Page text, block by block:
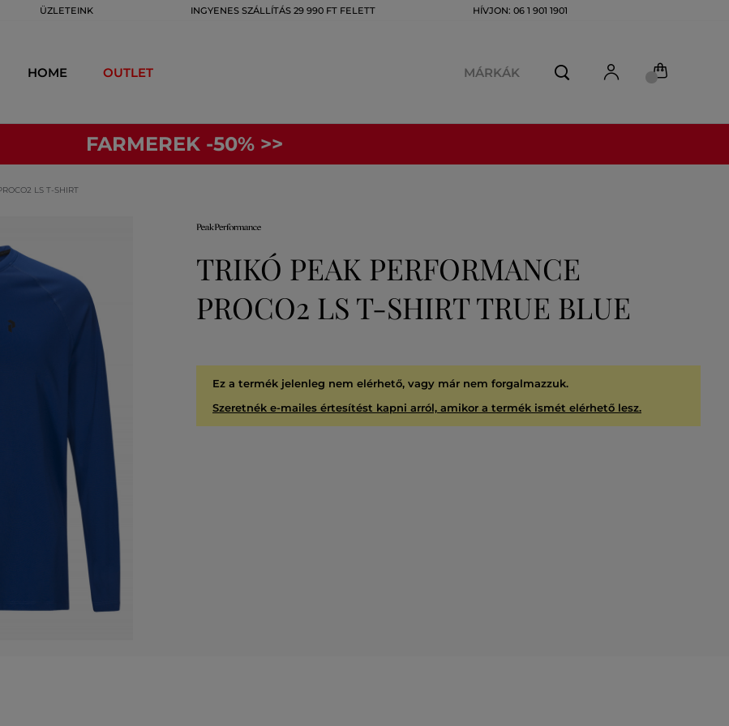
ÜZLETEINK INGYENES SZÁLLÍTÁS 29 990 FT FELETT HÍVJON: 06 1 901 1901
HOME OUTLET MÁRKÁK
FARMEREK -50% >>
LS T-SHIRT
TRIKÓ PEAK PERFORMANCE
PROCO2 LS T-SHIRT TRUE BLUE
Ez a termék jelenleg nem elérhető, vagy már nem forgalmazzuk.
Szeretnék e-mailes értesítést kapni arról, amikor a termék ismét elérhető lesz.